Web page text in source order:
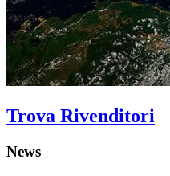
Trova Rivenditori
News